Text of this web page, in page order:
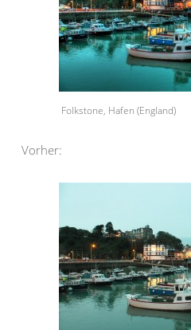
Folkstone, Hafen (England)
Vorher: